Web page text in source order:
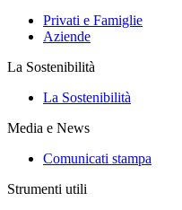
Privati e Famiglie
Aziende
La Sostenibilità
La Sostenibilità
Media e News
Comunicati stampa
Strumenti utili